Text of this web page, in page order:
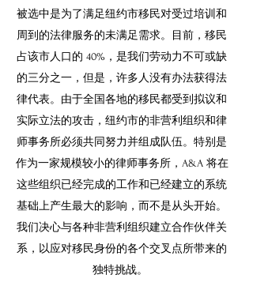
被选中是为了满足纽约市移民对受过培训和
周到的法律服务的未满足需求。目前，移民
占该市人口的 40%，是我们劳动力不可或缺
的三分之一，但是，许多人没有办法获得法
律代表。由于全国各地的移民都受到拟议和
实际立法的攻击，纽约市的非营利组织和律
师事务所必须共同努力并组成队伍。特别是
作为一家规模较小的律师事务所，A&A 将在
这些组织已经完成的工作和已经建立的系统
基础上产生最大的影响，而不是从头开始。
我们决心与各种非营利组织建立合作伙伴关
系，以应对移民身份的各个交叉点所带来的
独特挑战。